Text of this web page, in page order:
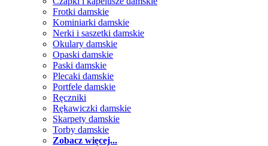
Frotki damskie
Kominiarki damskie
Nerki i saszetki damskie
Okulary damskie
Opaski damskie
Paski damskie
Plecaki damskie
Portfele damskie
Ręczniki
Rękawiczki damskie
Skarpety damskie
Torby damskie
Zobacz więcej...